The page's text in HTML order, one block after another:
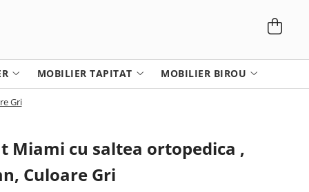
MOBILIER TAPITAT MOBILIER BIROU
Gri
Miami cu saltea ortopedica ,
Culoare Gri